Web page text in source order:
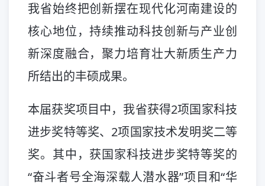
我省始终把创新摆在现代化河南建设的
核心地位，持续推动科技创新与产业创
新深度融合，聚力培育壮大新质生产力
所结出的丰硕成果。
本届获奖项目中，我省获得2项国家科技
进步奖特等奖、2项国家技术发明奖二等
奖。其中，获国家科技进步奖特等奖的
“奋斗者号全海深载人潜水器”项目和“华